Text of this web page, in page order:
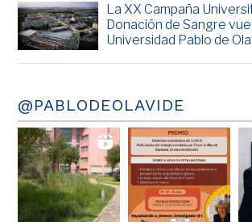
La XX Campaña
Donación de Sangre
Universidad Pablo de
@PABLODEOLAVIDE